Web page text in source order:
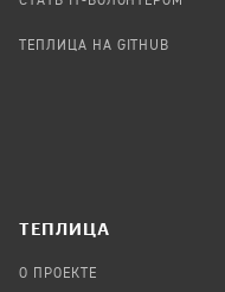
ТЕПЛИЦА НА GITHUB
TЕПЛИЦА
О ПРОЕКТЕ